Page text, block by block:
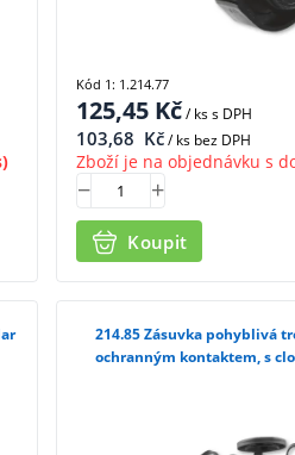
125,45 Kč/ kss DPH
103,68 Kč/ ks bez DPH
Zboží je na objednávku s
Koupit
Kód 1: 1.214.77
214.85 Zásuvka pohyblivá trojnásobná IP 44 s
ochranným kontaktem, s